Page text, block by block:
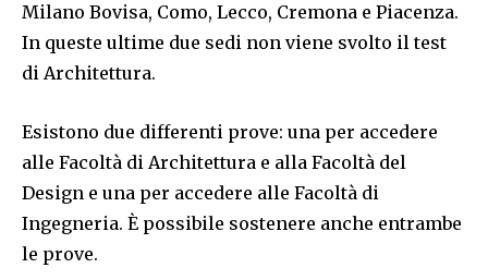
Milano Bovisa, Como, Lecco, Cremona e Piacenza.
In queste ultime due sedi non viene svolto il test
di Architettura.
Esistono due differenti prove: una per accedere
alle Facoltà di Architettura e alla Facoltà del
Design e una per accedere alle Facoltà di
Ingegneria. È possibile sostenere anche entrambe
le prove.